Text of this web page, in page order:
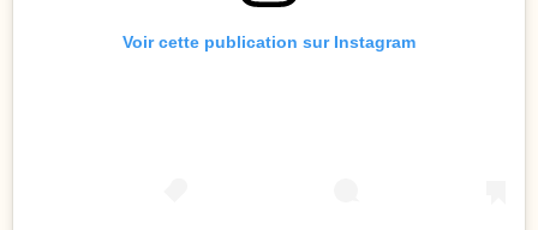
Voir cette publication sur Instagram